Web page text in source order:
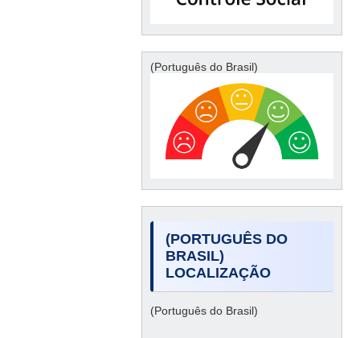
(Português do Brasil)
(PORTUGUÊS DO
BRASIL)
LOCALIZAÇÃO
(Português do Brasil)